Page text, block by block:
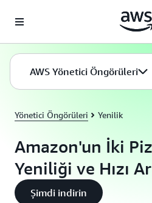
AWS Yönetici Öngörüleri
Yönetici Öngörüleri Yenilik
Amazon'un İki
Yeniliği ve Hızı
Şimdi indirin